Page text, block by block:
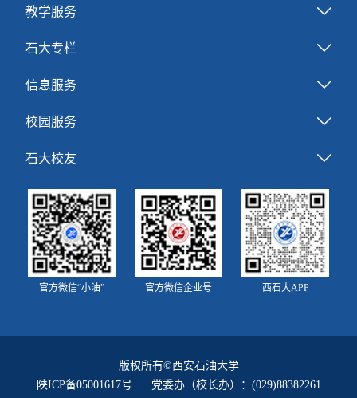
教学服务
石大专栏
信息服务
校园服务
石大校友
官方微信“小油” 官方微信企业号 西石大APP
版权所有©西安石油大学
陕ICP备05001617号 党委办（校长办）：(029)88382261